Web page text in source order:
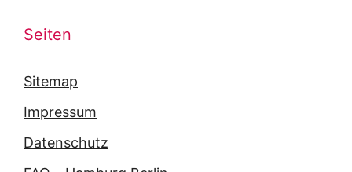
Seiten
Sitemap
Impressum
Datenschutz